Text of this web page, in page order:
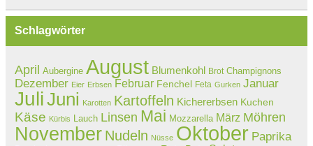
Schlagwörter
April Aubergine August Blumenkohl Brot Champignons
Dezember Eier Erbsen Februar Fenchel Feta Gurken Januar
JuliJuni Karotten Kartoffeln Kichererbsen Kuchen
Käse Kürbis Lauch Linsen Mai Mozzarella März Möhren
November Nudeln Nüsse Oktober Paprika